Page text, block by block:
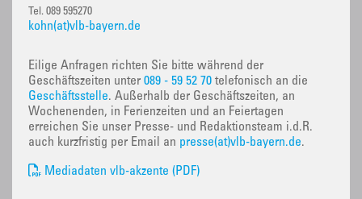
Tel. 089 595270
kohn(at)vlb-bayern.de
Eilige Anfragen richten Sie bitte während der
Geschäftszeiten unter 089 - 59 52 70 telefonisch an die
Geschäftsstelle. Außerhalb der Geschäftszeiten, an
Wochenenden, in Ferienzeiten und an Feiertagen
erreichen Sie unser Presse- und Redaktionsteam i.d.R.
auch kurzfristig per Email an presse(at)vlb-bayern.de.
Mediadaten vlb-akzente (PDF)